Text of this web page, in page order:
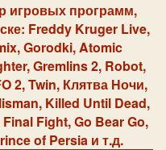
игровых программ,
Freddy Kruger Live,
Gorodki, Atomic
Gremlins 2, Robot,
2, Twin, Клятва Ночи,
Killed Until Dead,
Fight, Go Bear Go,
of Persia и т.д.